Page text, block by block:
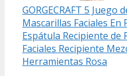
GORGECRAFT 5 Juego
Mascarillas Faciales En
Espátula Recipiente de
Faciales Recipiente
Herramientas Rosa